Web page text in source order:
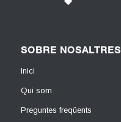
SOBRE NOSALTRES
Inici
Qui som
Preguntes freqüents